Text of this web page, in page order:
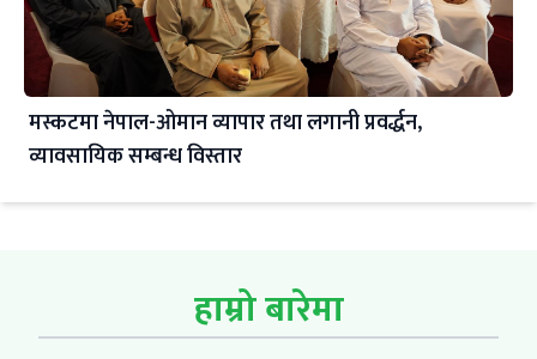
मस्कटमा नेपाल-ओमान व्यापार तथा लगानी प्रवर्द्धन,
व्यावसायिक सम्बन्ध विस्तार
हाम्रो बारेमा